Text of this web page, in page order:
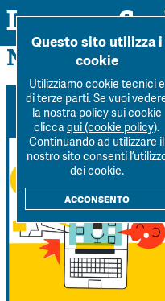
Impresa
Rivista
Ultimo numero
La Rivista
Submission
Colophon
Forum
Forum
Tutti gli articoli
Autori
Argomenti
Dossier
Tutti i dossier
Workshop Impresa
Chi siamo
Contatti
Home Numero-1-
Numero 1 / 2026
Questo sito utilizza i
cookie
Utilizziamo cookie tecnici e
di terze parti. Se vuoi
la nostra policy sui cookie
cliccaqui (cookie policy).
Continuando ad utilizzare il
nostro sito consenti
dei cookie.
acconsento